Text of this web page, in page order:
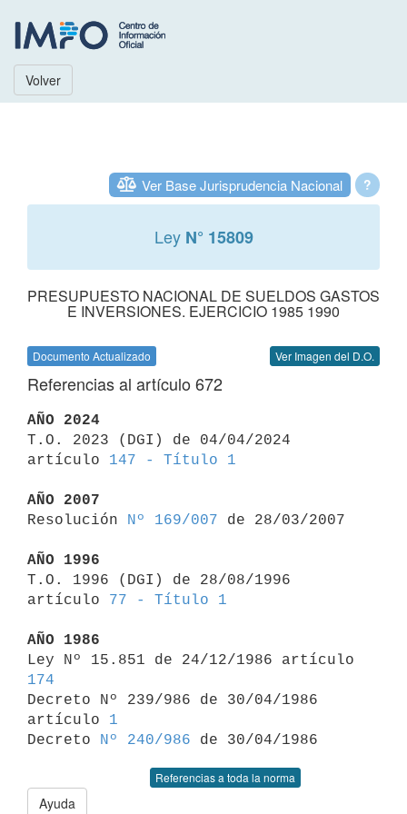
Volver
?
Ver Base Jurisprudencia Nacional
Ley N° 15809
PRESUPUESTO NACIONAL DE SUELDOS GASTOS
E INVERSIONES. EJERCICIO 1985 1990
Documento Actualizado Ver Imagen del D.O.
Referencias al artículo 672
AÑO 2024
T.O. 2023 (DGI) de 04/04/2024
artículo 147 - Título 1
AÑO 2007
Resolución
Nº 169/007 de 28/03/2007
AÑO 1996
T.O. 1996 (DGI) de 28/08/1996
artículo 77 - Título 1
AÑO 1986
174
Decreto Nº 239/986 de 30/04/1986
artículo 1
Decreto
Nº 240/986
Referencias a toda la norma
Ayuda